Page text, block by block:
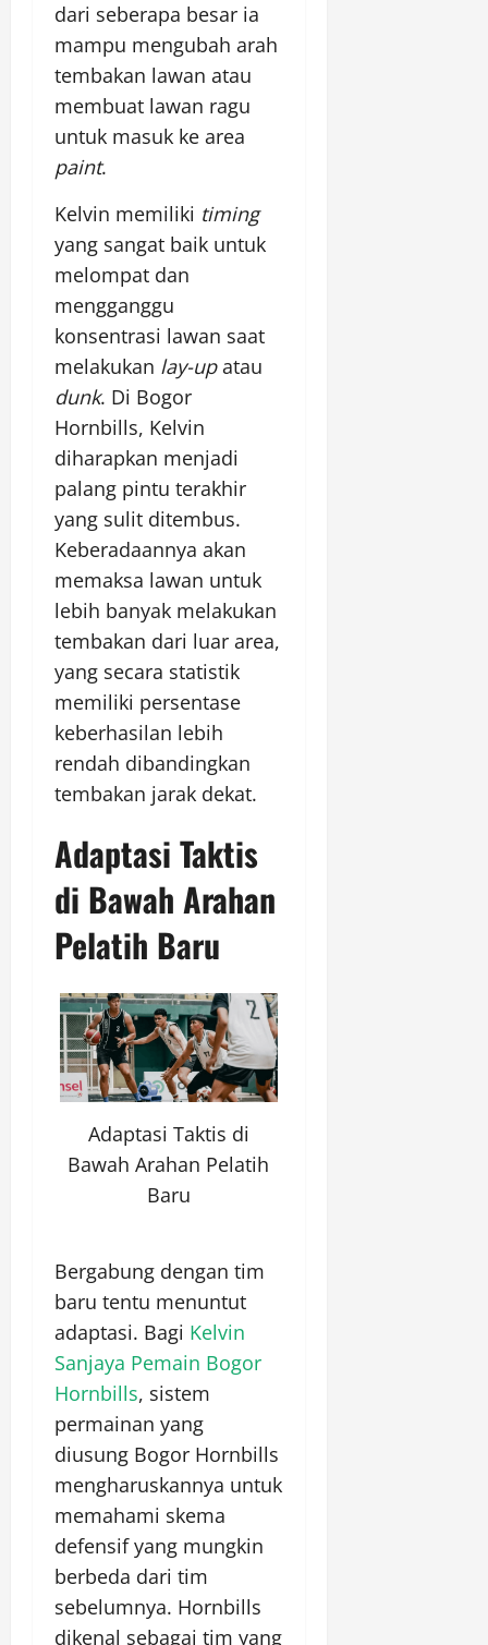
dari seberapa besar ia
mampu mengubah arah
tembakan lawan atau
membuat lawan ragu
untuk masuk ke area
paint.
Kelvin memiliki timing
yang sangat baik untuk
melompat dan
mengganggu
konsentrasi lawan saat
melakukan lay-upatau
dunk. Di Bogor
Hornbills, Kelvin
diharapkan menjadi
palang pintu terakhir
yang sulit ditembus.
Keberadaannya akan
memaksa lawan untuk
lebih banyak melakukan
tembakan dari luar area,
yang secara statistik
memiliki persentase
keberhasilan lebih
rendah dibandingkan
tembakan jarak dekat.
Adaptasi Taktis
di Bawah Arahan
Pelatih Baru
Adaptasi Taktis di
Bawah Arahan Pelatih
Baru
Bergabung dengan tim
baru tentu menuntut
adaptasi. Bagi Kelvin
Sanjaya Pemain Bogor
Hornbills, sistem
permainan yang
diusung Bogor Hornbills
mengharuskannya untuk
memahami skema
defensif yang mungkin
berbeda dari tim
sebelumnya. Hornbills
dikenal sebagai tim yang